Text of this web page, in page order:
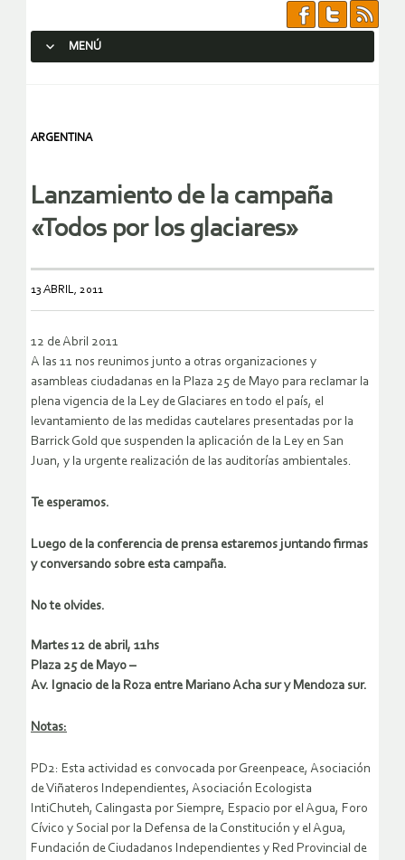
MENÚ
ARGENTINA
Lanzamiento de la campaña
«Todos por los glaciares»
13 ABRIL, 2011
12 de Abril 2011
A las 11 nos reunimos junto a otras organizaciones y
asambleas ciudadanas en la Plaza 25 de Mayo para reclamar la
plena vigencia de la Ley de Glaciares en todo el país, el
levantamiento de las medidas cautelares presentadas por la
Barrick Gold que suspenden la aplicación de la Ley en San
Juan, y la urgente realización de las auditorías ambientales.
Te esperamos.
Luego de la conferencia de prensa estaremos juntando firmas
y conversando sobre esta campaña.
No te olvides.
Martes 12 de abril, 11hs
Plaza 25 de Mayo –
Av. Ignacio de la Roza entre Mariano Acha sur y Mendoza sur.
Notas:
PD2: Esta actividad es convocada por Greenpeace, Asociación
de Viñateros Independientes, Asociación Ecologista
IntiChuteh, Calingasta por Siempre, Espacio por el Agua, Foro
Cívico y Social por la Defensa de la Constitución y el Agua,
Fundación de Ciudadanos Independientes y Red Provincial de